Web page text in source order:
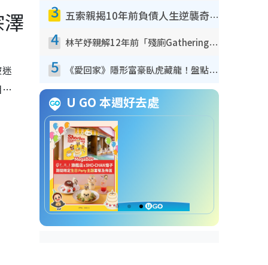
…
3 五索親揭10年前負債人生逆襲奇蹟！全靠去一地方轉運後即遇上馬先生
4 林芊妤親解12年前「殘廁Gathering」真相！高層解約一句話重創尊嚴至今拒返TVB
5 《愛回家》隱形富豪臥虎藏龍！盤點12位財氣逼人的有錢藝人：呢位靚女3億身家唔憂做
U GO 本週好去處